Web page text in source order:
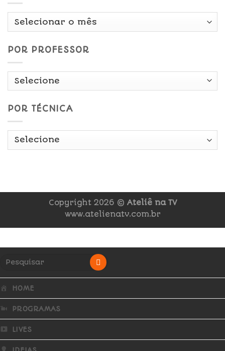
Por
POR PROFESSOR
POR TÉCNICA
Copyright 2026 © Ateliê na TV
www.atelienatv.com.br
HOME
PROGRAMAS
LIVES